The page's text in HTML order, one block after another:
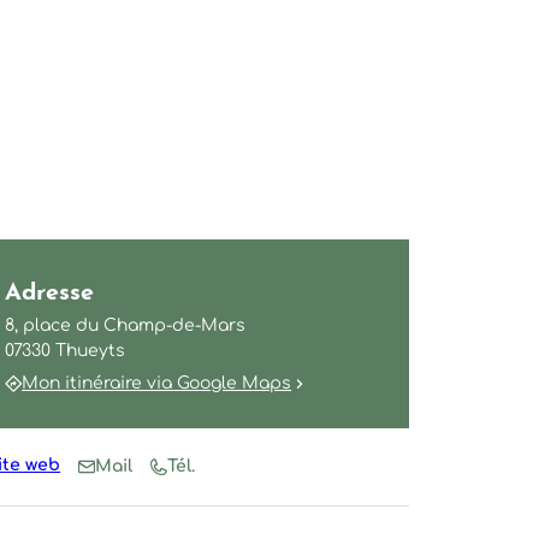
©sourcesetvolcans
Adresse
8, place du Champ-de-Mars
07330 Thueyts
Mon itinéraire via Google Maps
web Mail Tél.